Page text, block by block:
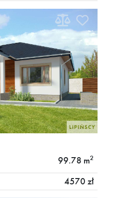
99.78 m2
4570 zł